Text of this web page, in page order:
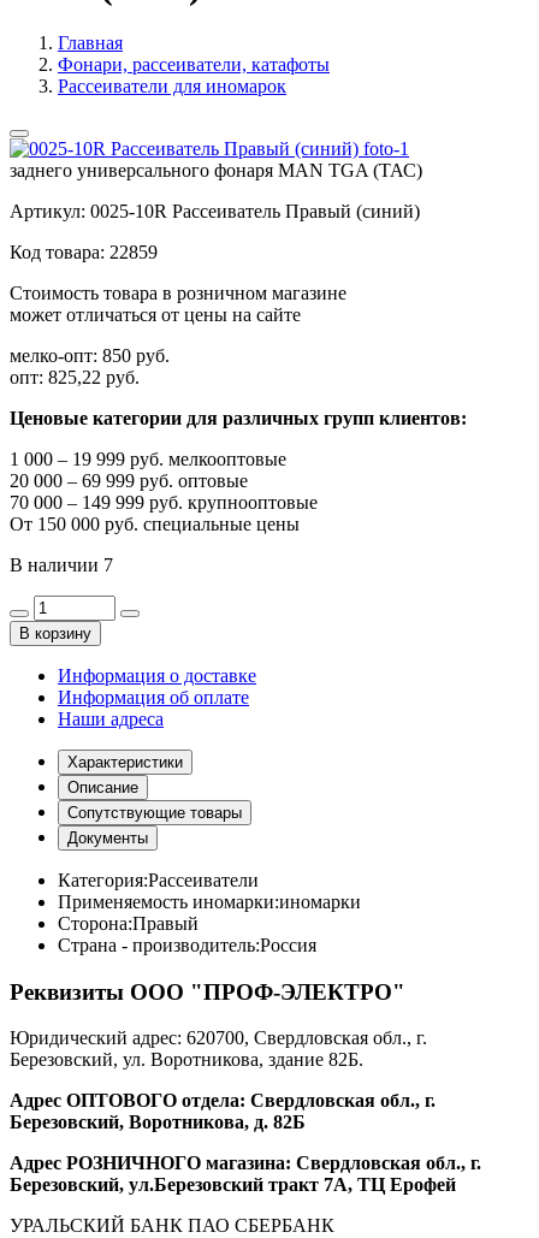
Главная
Фонари, рассеиватели, катафоты
Рассеиватели для иномарок
заднего универсального фонаря MAN TGA (ТАС)
Артикул: 0025-10R Рассеиватель Правый (синий)
Код товара: 22859
Стоимость товара в розничном магазине
может отличаться от цены на сайте
мелко-опт: 850 руб.
опт: 825,22 руб.
Ценовые категории для различных групп клиентов:
1 000 – 19 999 руб. мелкооптовые
20 000 – 69 999 руб. оптовые
70 000 – 149 999 руб. крупнооптовые
От 150 000 руб. специальные цены
В наличии 7
В корзину
Информация о доставке
Информация об оплате
Наши адреса
Характеристики
Описание
Сопутствующие товары
Документы
Категория:Рассеиватели
Применяемость иномарки:иномарки
Сторона:Правый
Страна - производитель:Россия
Реквизиты ООО "ПРОФ-ЭЛЕКТРО"
Юридический адрес: 620700, Свердловская обл., г.
Березовский, ул. Воротникова, здание 82Б.
Адрес ОПТОВОГО отдела: Свердловская обл., г.
Березовский, Воротникова, д. 82Б
Адрес РОЗНИЧНОГО магазина: Свердловская обл., г.
Березовский, ул.Березовский тракт 7А, ТЦ Ерофей
УРАЛЬСКИЙ БАНК ПАО СБЕРБАНК